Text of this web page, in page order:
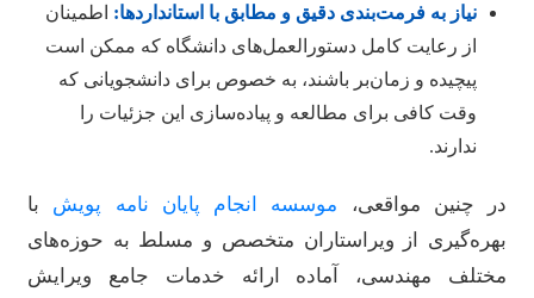
نیاز به فرمت‌بندی دقیق و مطابق با استانداردها:اطمینان
از رعایت کامل دستورالعمل‌های دانشگاه که ممکن است
پیچیده و زمان‌بر باشند، به خصوص برای دانشجویانی که
وقت کافی برای مطالعه و پیاده‌سازی این جزئیات را
ندارند.
در چنین مواقعی، موسسه انجام پایان نامه پویشبا
بهره‌گیری از ویراستاران متخصص و مسلط به حوزه‌های
مختلف مهندسی، آماده ارائه خدمات جامع ویرایش